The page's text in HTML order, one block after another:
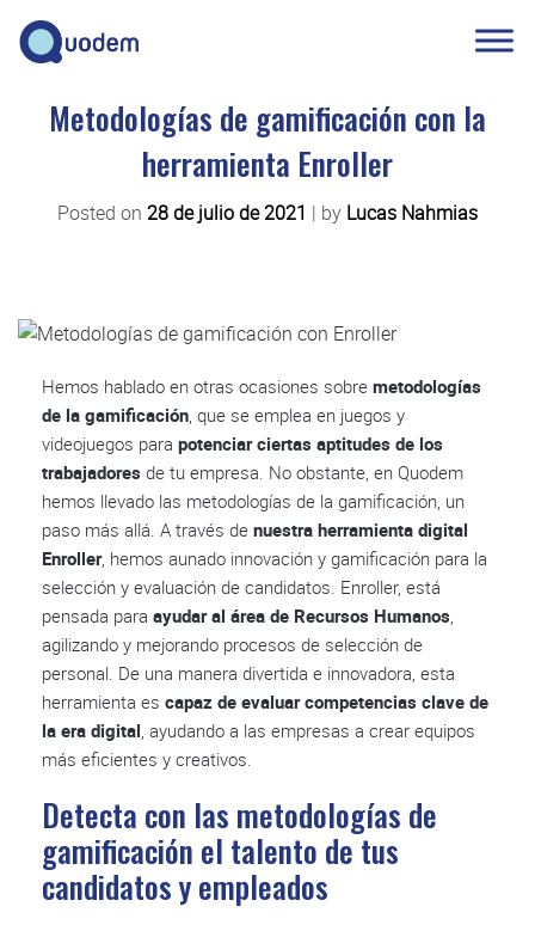
Metodologías de gamificación con la
herramienta Enroller
Posted on 28 de julio de 2021 | by Lucas Nahmias
Hemos hablado en otras ocasiones sobre metodologías
de la gamificación , que se emplea en juegos y
videojuegos para potenciar ciertas aptitudes de los
trabajadores de tu empresa. No obstante, en Quodem
hemos llevado las metodologías de la gamificación, un
paso más allá. A través de nuestra herramienta digital
Enroller, hemos aunado innovación y gamificación para la
selección y evaluación de candidatos. Enroller, está
pensada para ayudar al área de Recursos Humanos
agilizando y mejorando procesos de selección de
personal. De una manera divertida e innovadora, esta
herramienta es capaz de evaluar competencias clave de
la era digital , ayudando a las empresas a crear equipos
más eficientes y creativos.
Detecta con las metodologías de
gamificación el talento de tus
candidatos y empleados